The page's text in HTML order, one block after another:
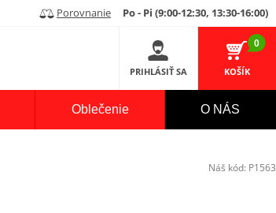
Porovnanie Po - Pi (9:00-12:30, 13:30-16:00)
PRIHLÁSIŤ SA
0
KOŠÍK
Oblečenie O NÁS
Náš kód: P1563